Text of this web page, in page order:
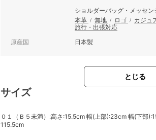
ショルダーバッグ・メッセン
本革 / 無地 / ロゴ / カジュ
旅行・出張対応
原産国 日本製
とじる
サイズ
０１（Ｂ５未満）:高さ:15.5cm 幅(上部):23cm 幅(下部
115.5cm